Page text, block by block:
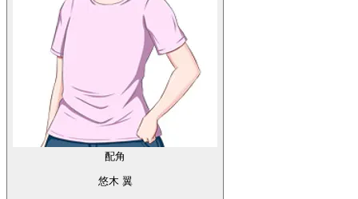
配角
悠木 翼